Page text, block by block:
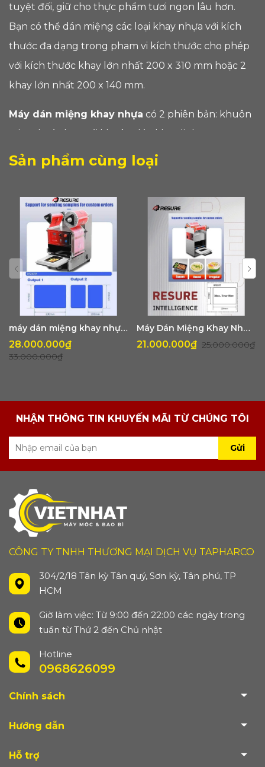
tuyệt đối, giữ cho thực phẩm tươi ngon lâu hơn.
Bạn có thể dán miệng các loại khay nhựa với kích
thước đa dạng trong pham vi kích thước cho phép
với kích thước khay lớn nhất 200 x 310 mm hoặc 2
khay lớn nhất 200 x 140 mm.
Máy dán miệng khay nhựa có 2 phiên bản: khuôn
cố định và thay đổi khuôn dán khay linh động
Linh hoạt và tiện lợi:Khả năng thay đổi khuôn
loại khay khác nhau (vuông, tròn...), đáp ứng mọi
nhu cầu của cửa hàng kinh doanh thực phẩm
Hãy để RS_ES30TA giúp bạn nâng cao hiệu quả
kinh doanh và mang đến trải nghiệm tuyệt vời
cho khách hàng!
Sản phẩm cùng loại
máy dán miệng khay nhựa tự động, thay khuôn linh động RS_ES25TA
28.000.000₫
33.000.000₫
Máy Dán Miệng Khay Nhựa Tự Động SIZE Nhỏ INOX 100% DF250T
21.000.000₫ 25.000.000₫
NHẬN THÔNG TIN KHUYẾN MÃI TỪ CHÚNG TÔI
Gửi
CÔNG TY TNHH THƯƠNG MẠI DỊCH VỤ TAPHARCO
304/2/18 Tân kỳ Tân quý, Sơn kỳ, Tân phú, TP
HCM
Giờ làm việc: Từ 9:00 đến 22:00 các ngày trong
tuần từ Thứ 2 đến Chủ nhật
Hotline
0968626099
Chính sách
Hướng dẫn
Hỗ trợ